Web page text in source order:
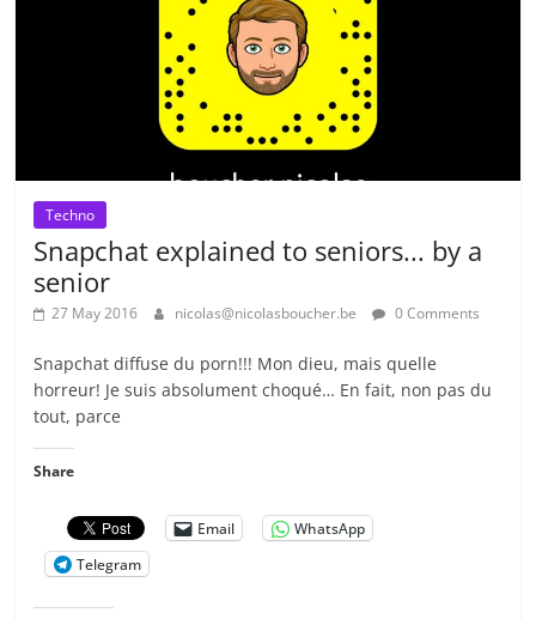
Techno
Snapchat explained to seniors... by a
senior
27 May 2016 nicolas@nicolasboucher.be 0 Comments
Snapchat diffuse du porn!!! Mon dieu, mais quelle
horreur! Je suis absolument choqué… En fait, non pas du
tout, parce
Share
Email
WhatsApp
Telegram